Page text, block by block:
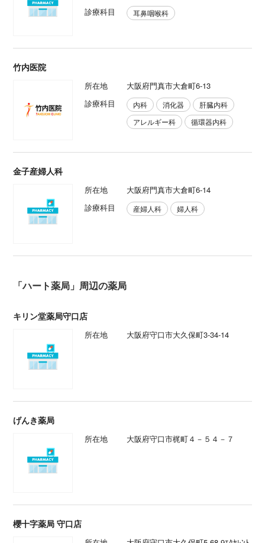
診療科目
耳鼻咽喉科
竹内医院
所在地
大阪府門真市大倉町6-13
診療科目
内科 消化器
肝臓内科
アレルギー科
循環器内科
金子産婦人科
所在地
大阪府門真市大倉町6-14
診療科目
産婦人科 婦人科
「ハート薬局」周辺の薬局
キリン堂薬局守口店
所在地 大阪府守口市大久保町3-34-14
げんき薬局
所在地 大阪府守口市梶町４－５４－７
櫻十字薬局 守口店